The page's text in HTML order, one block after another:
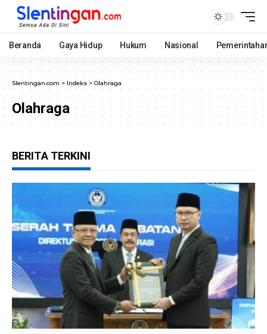
Beranda Gaya Hidup Hukum Nasional
Slentingan.com >Indeks >Olahraga
Olahraga
BERITA TERKINI